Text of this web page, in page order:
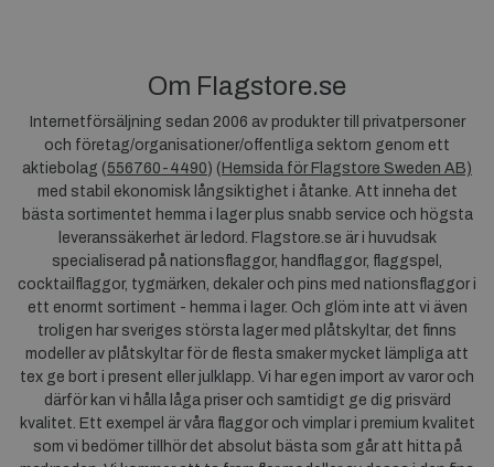
Om Flagstore.se
Internetförsäljning sedan 2006 av produkter till privatpersoner
och företag/organisationer/offentliga sektorn genom ett
aktiebolag (556760-4490) ( Hemsida för Flagstore Sweden AB)
med stabil ekonomisk långsiktighet i åtanke. Att inneha det
bästa sortimentet hemma i lager plus snabb service och högsta
leveranssäkerhet är ledord. Flagstore.se är i huvudsak
specialiserad på nationsflaggor, handflaggor, flaggspel,
cocktailflaggor, tygmärken, dekaler och pins med nationsflaggor i
ett enormt sortiment - hemma i lager. Och glöm inte att vi även
troligen har sveriges största lager med plåtskyltar, det finns
modeller av plåtskyltar för de flesta smaker mycket lämpliga att
tex ge bort i present eller julklapp. Vi har egen import av varor och
därför kan vi hålla låga priser och samtidigt ge dig prisvärd
kvalitet. Ett exempel är våra flaggor och vimplar i premium kvalitet
som vi bedömer tillhör det absolut bästa som går att hitta på